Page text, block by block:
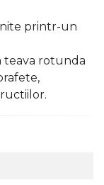
printr-un
teava rotunda